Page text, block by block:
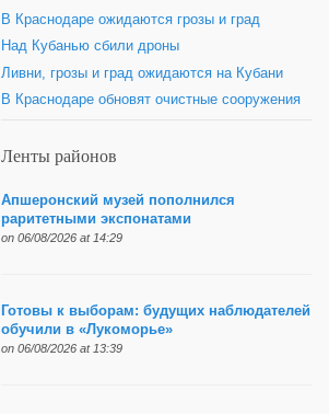
В Краснодаре ожидаются грозы и град
Над Кубанью сбили дроны
Ливни, грозы и град ожидаются на Кубани
В Краснодаре обновят очистные сооружения
Ленты районов
Апшеронский музей пополнился
раритетными экспонатами
on 06/08/2026 at 14:29
Готовы к выборам: будущих наблюдателей
обучили в «Лукоморье»
on 06/08/2026 at 13:39